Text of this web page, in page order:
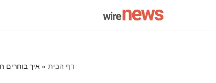
דף הבית » איך בוחרים